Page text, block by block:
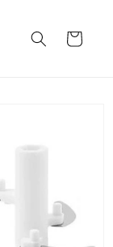
Carrito